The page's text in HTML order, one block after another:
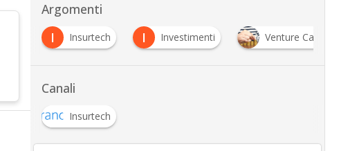
Argomenti
I Insurtech I Investimenti Venture Capital
Canali
Insurtech